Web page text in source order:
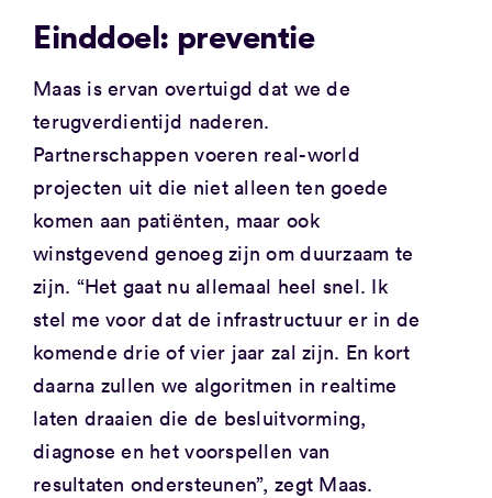
Einddoel: preventie
Maas is ervan overtuigd dat we de
terugverdientijd naderen.
Partnerschappen voeren real-world
projecten uit die niet alleen ten goede
komen aan patiënten, maar ook
winstgevend genoeg zijn om duurzaam te
zijn. “Het gaat nu allemaal heel snel. Ik
stel me voor dat de infrastructuur er in de
komende drie of vier jaar zal zijn. En kort
daarna zullen we algoritmen in realtime
laten draaien die de besluitvorming,
diagnose en het voorspellen van
resultaten ondersteunen”, zegt Maas.